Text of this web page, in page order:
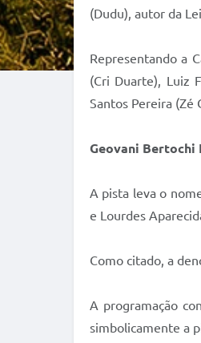
(Dudu), autor da
Representando a
(Cri Duarte), Luiz
Santos Pereira (Zé
Geovani Bertochi
A pista leva o
e Lourdes
Como citado, a
A programação
simbolicamente a